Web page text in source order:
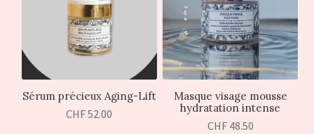
Sérum précieux Aging-Lift
CHF52.00
Masque visage mousse
hydratation intense
CHF48.50